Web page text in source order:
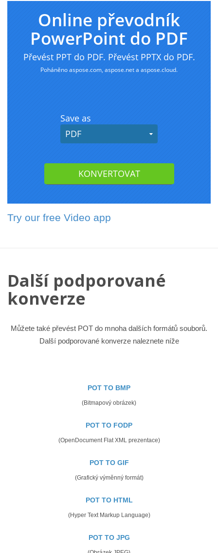
Try our free Video app
Další podporované
konverze
Můžete také převést POT do mnoha dalších formátů souborů.
Další podporované konverze naleznete níže
POT TO BMP
(Bitmapový obrázek)
POT TO FODP
(OpenDocument Flat XML prezentace)
POT TO GIF
(Grafický výměnný formát)
POT TO HTML
(Hyper Text Markup Language)
POT TO JPG